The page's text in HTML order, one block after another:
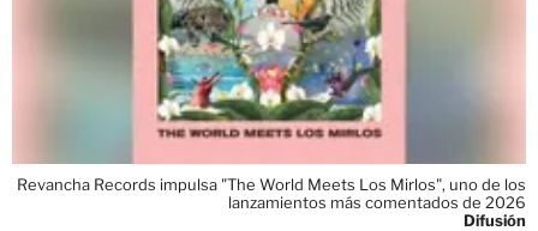
Revancha Records impulsa "The World Meets Los Mirlos", uno de los
lanzamientos más comentados de 2026
Difusión